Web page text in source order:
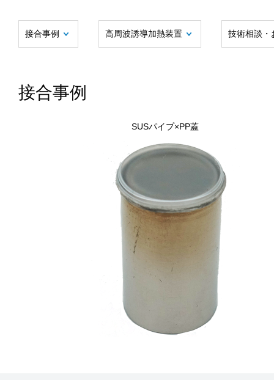
接合事例 高周波誘導加熱装置 技術相談・
接合事例
SUSパイプ×PP蓋